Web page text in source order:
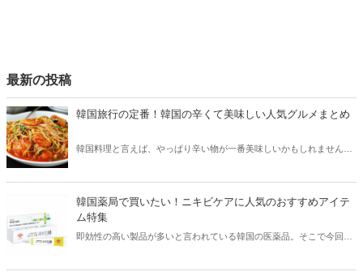
最新の投稿
韓国旅行の定番！韓国の辛くて美味しい人気グルメまとめ
韓国料理と言えば、やっぱり辛い物が一番美味しいかもしれません。
方も必見です。
韓国薬局で買いたい！ニキビケアに人気のおすすめアイテ
ム特集
即効性の高い製品が多いと言われている韓国の医薬品。そこで今回は